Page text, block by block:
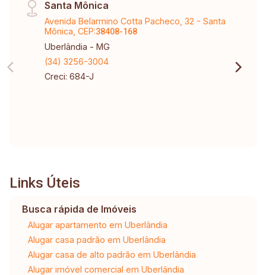
Santa Mônica
Avenida Belarmino Cotta Pacheco, 32 - Santa
Mônica, CEP:38408-168
Uberlândia - MG
(34) 3256-3004
Creci: 684-J
Links Úteis
Busca rápida de Imóveis
Alugar apartamento em Uberlândia
Alugar casa padrão em Uberlândia
Alugar casa de alto padrão em Uberlândia
Alugar imóvel comercial em Uberlândia